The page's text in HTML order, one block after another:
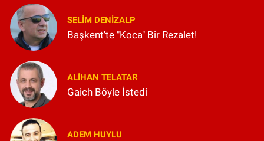
SELIM DENİZALP
Başkent'te "Koca" Bir Rezalet!
ALIHAN TELATAR
Gaich Böyle İstedi
ADEM HUYLU